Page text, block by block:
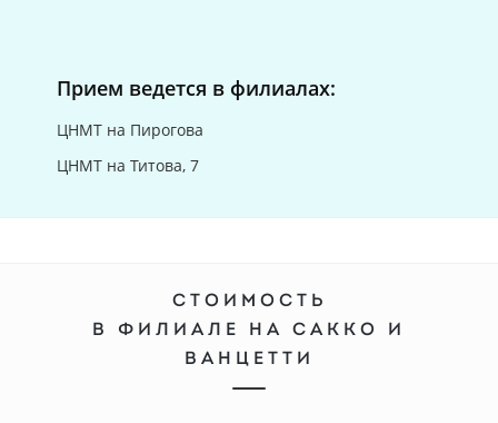
Прием ведется в филиалах:
ЦНМТ на Пирогова
ЦНМТ на Титова, 7
СТОИМОСТЬ
В ФИЛИАЛЕ НА САККО И
ВАНЦЕТТИ